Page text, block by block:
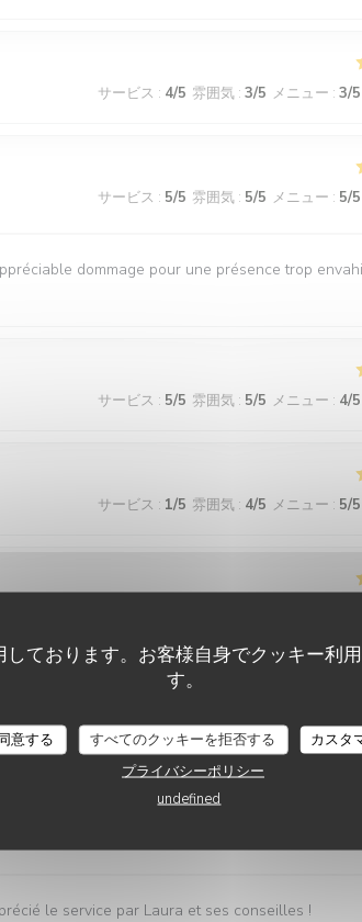
ております。お客様自身でクッキー利
す。
意する すべてのクッキーを拒否する
カスタ
プライバシーポリシー
undefined
サービス : 4/5 雰囲気 : 3/5 メニュー : 3/5
サービス : 5/5 雰囲気 : 5/5 メニュー : 5/5
dommage pour une présence trop
サービス : 5/5 雰囲気 : 5/5 メニュー : 4/5
サービス : 1/5 雰囲気 : 4/5 メニュー : 5/5
que tout est fait maison. Décoration très
qualité prix car les prix restent raisonnables .
le service par Laura et ses conseilles !